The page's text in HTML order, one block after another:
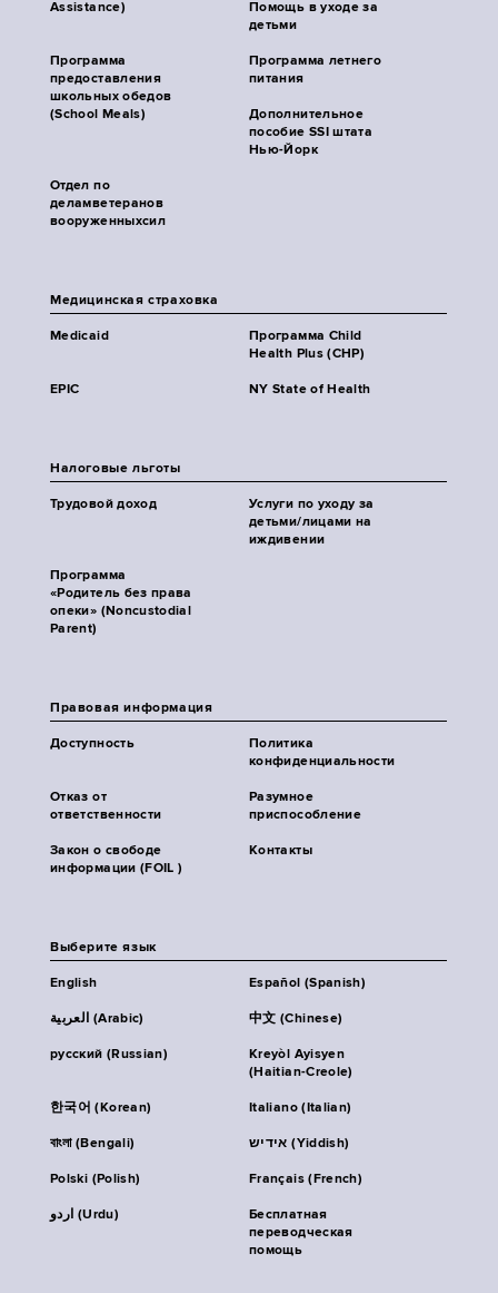
Assistance)
Помощь в уходе за
детьми
Программа
предоставления
школьных обедов
(School Meals)
Программа летнего
питания
Дополнительное
пособие SSI штата
Нью-Йорк
Отдел по
деламветеранов
вооруженныхсил
Медицинская страховка
Medicaid
Программа Child
Health Plus (CHP)
EPIC NY State of Health
Налоговые льготы
Трудовой доход
Услуги по уходу за
детьми/лицами на
иждивении
Программа
«Родитель без права
опеки» (Noncustodial
Parent)
Правовая информация
Доступность
Политика
конфиденциальности
Отказ от
ответственности
Разумное
приспособление
Закон о свободе
информации (FOIL )
Контакты
Выберите язык
English Español (Spanish)
العربية (Arabic) 中文 (Chinese)
русский (Russian)
Kreyòl Ayisyen
(Haitian-Creole)
한국어 (Korean) Italiano (Italian)
বাংলা (Bengali) אידיש (Yiddish)
Polski (Polish) Français (French)
اردو (Urdu)
Бесплатная
переводческая
помощь